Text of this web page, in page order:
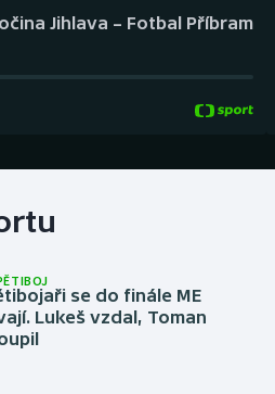
Gymnastika
Jihlava – Fotbal Příbram
se do finále ME
Lukeš vzdal, Toman